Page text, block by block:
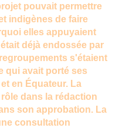
pouvait permettre
indigènes de faire
elles appuyaient
déjà endossée par
s'étaient
qui avait porté ses
en Équateur. La
dans la rédaction
son approbation. La
consultation